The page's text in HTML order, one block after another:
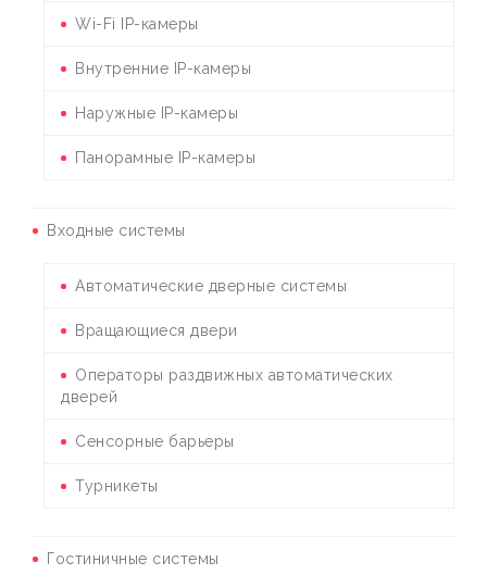
Wi-Fi IP-камеры
Внутренние IP-камеры
Наружные IP-камеры
Панорамные IP-камеры
Входные системы
Автоматические дверные системы
Вращающиеся двери
Операторы раздвижных автоматических
дверей
Сенсорные барьеры
Турникеты
Гостиничные системы